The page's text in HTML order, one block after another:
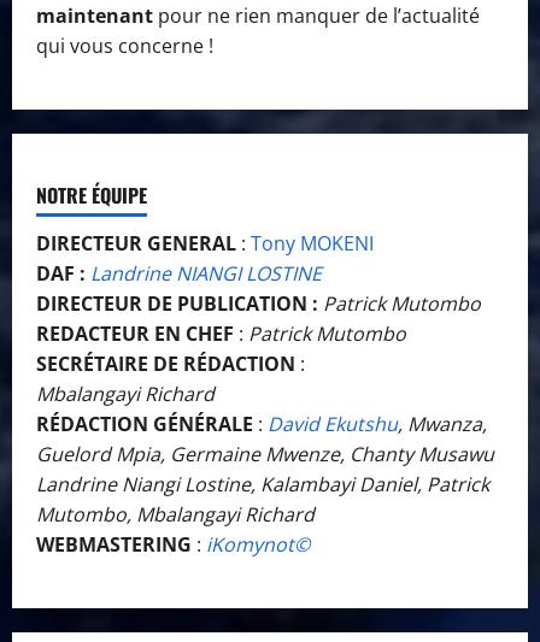
maintenant pour ne rien manquer de l’actualité
qui vous concerne !
NOTRE ÉQUIPE
DIRECTEUR GENERAL : Tony MOKENI
DAF : Landrine NIANGI LOSTINE
DIRECTEUR DE PUBLICATION : Patrick Mutombo
REDACTEUR EN CHEF : Patrick Mutombo
SECRÉTAIRE DE RÉDACTION :
Mbalangayi Richard
RÉDACTION GÉNÉRALE : David Ekutshu, Mwanza,
Guelord Mpia, Germaine Mwenze, Chanty Musawu
Landrine Niangi Lostine, Kalambayi Daniel, Patrick
Mutombo, Mbalangayi Richard
WEBMASTERING : iKomynot©️